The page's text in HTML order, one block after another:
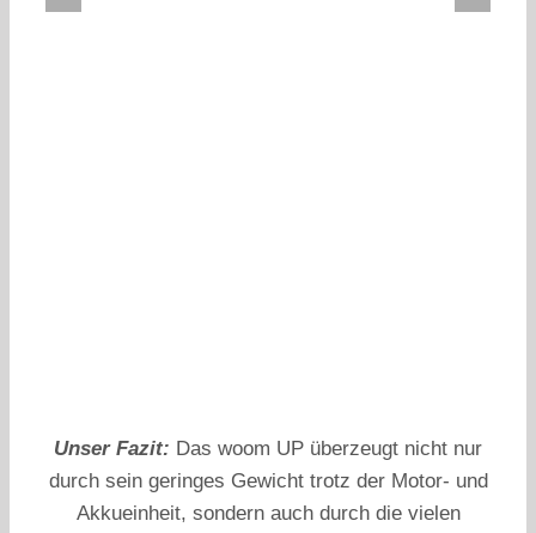
Unser Fazit: Das woom UP überzeugt nicht nur
durch sein geringes Gewicht trotz der Motor- und
Akkueinheit, sondern auch durch die vielen